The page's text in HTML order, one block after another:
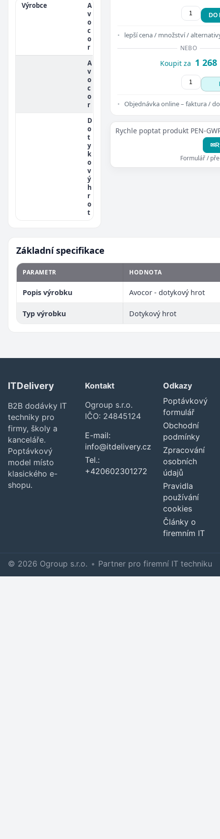
Výrobce
A
v
o
c
o
r
A
v
o
c
o
r
D
o
t
y
k
o
v
ý
h
r
o
t
DO
lepší cena / množství /
NEBO
Koupit za 1 268
Objednávka online – faktura /
Rychle poptat produkt PEN-
✉
Formulář /
Základní specifikace
PARAMETR HODNOTA
Popis výrobku Avocor - dotykový hrot
Typ výrobku Dotykový hrot
ITDelivery
B2B dodávky IT
techniky pro
firmy, školy a
kanceláře.
Poptávkový
model místo
klasického e-
shopu.
Kontakt
Ogroup s.r.o.
IČO: 24845124
E-mail:
info@itdelivery.cz
Tel.:
+420602301272
Odkazy
Poptávkový
formulář
Obchodní
podmínky
Zpracování
osobních
údajů
Pravidla
používání
cookies
Články o
firemním IT
© 2026 Ogroup s.r.o. • Partner pro firemní IT techniku